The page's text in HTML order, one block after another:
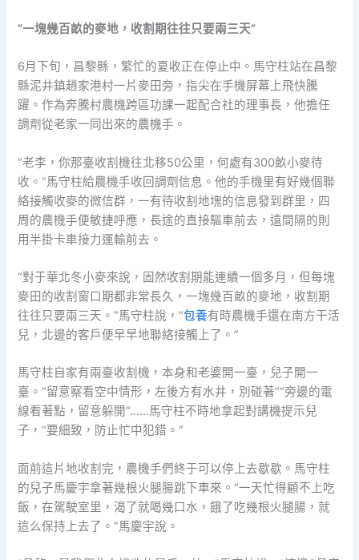
“一塊幾百畝的麥地，收割期往往只要兩三天”
6月下旬，昌黎縣，繁忙的夏收正在停止中。馬守柱站在昌黎
縣泥井鎮趙家港村一片麥田旁，指尖在手機屏幕上飛快騰
躍。作為奔騰村農機跨區功課一起配合社的理事長，他擔任
調劑從老家一同出來的農機手。
“老李，你那臺收割機往北移50公里，何處有300畝小麥待
收。”馬守柱給農機手收回調劑信息。他的手機里有好幾個聯
絡接觸收麥的微信群，一有待收割地塊的信息發到群里，四
周的農機手便敏捷呼應，長途的直接驅車前去，遠間隔的則
用半掛卡車接力運輸前去。
“對于華北冬小麥來說，固然收割期能連續一個多月，但每塊
麥田的收割窗口期都非常長久，一塊幾百畝的麥地，收割期
往往只要兩三天。”馬守柱說，“包養有時農機手還在南方干活
兒，北邊的客戶便早早地聯絡接觸上了。”
馬守柱自家有兩臺收割機，本身和老婆開一臺，兒子開一
臺。“留意察看空中情形，左後方有水井，別碰著”“旁邊的電
線看著點，留意躲開”……馬守柱不時地拿起對講機提示兒
子，“要細致，防止忙中犯錯。”
面前這片地收割完，農機手們終于可以停上去歇歇。馬守柱
的兒子馬慶宇拿著幾根火腿腸跳下車來。“一天忙得顧不上吃
飯，在駕駛室里，渴了就喝幾口水，餓了吃幾根火腿腸，就
這么保持上去了。”馬慶宇說。